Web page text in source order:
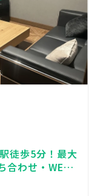
徒歩5分！最大
合わせ・WEB